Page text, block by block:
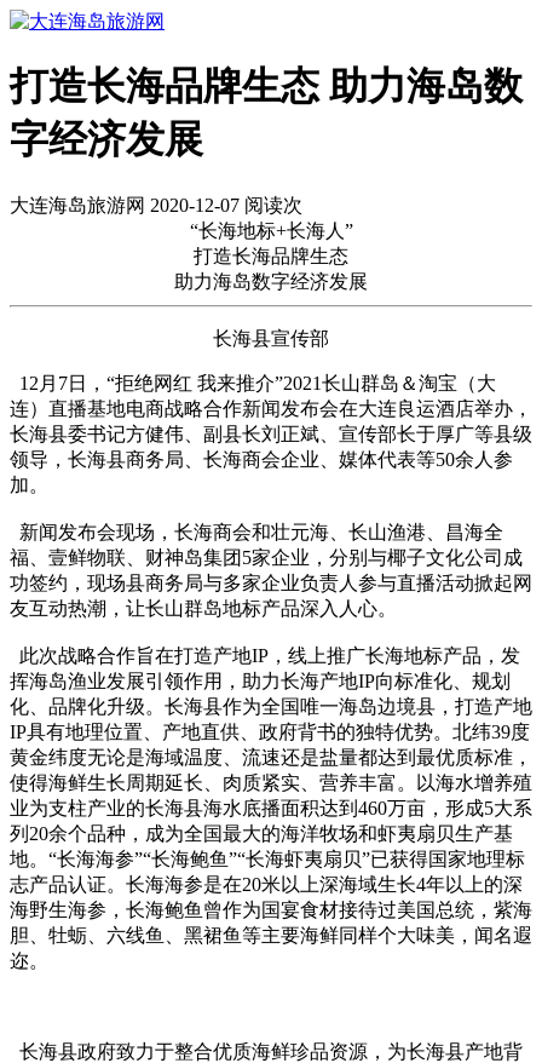
打造长海品牌生态 助力海岛数
字经济发展
大连海岛旅游网 2020-12-07 阅读次
“长海地标+长海人”
打造长海品牌生态
助力海岛数字经济发展
长海县宣传部
12月7日，“拒绝网红 我来推介”2021长山群岛＆淘宝（大
连）直播基地电商战略合作新闻发布会在大连良运酒店举办，
长海县委书记方健伟、副县长刘正斌、宣传部长于厚广等县级
领导，长海县商务局、长海商会企业、媒体代表等50余人参
加。
新闻发布会现场，长海商会和壮元海、长山渔港、昌海全
福、壹鲜物联、财神岛集团5家企业，分别与椰子文化公司成
功签约，现场县商务局与多家企业负责人参与直播活动掀起网
友互动热潮，让长山群岛地标产品深入人心。
此次战略合作旨在打造产地IP，线上推广长海地标产品，发
挥海岛渔业发展引领作用，助力长海产地IP向标准化、规划
化、品牌化升级。长海县作为全国唯一海岛边境县，打造产地
IP具有地理位置、产地直供、政府背书的独特优势。北纬39度
黄金纬度无论是海域温度、流速还是盐量都达到最优质标准，
使得海鲜生长周期延长、肉质紧实、营养丰富。以海水增养殖
业为支柱产业的长海县海水底播面积达到460万亩，形成5大系
列20余个品种，成为全国最大的海洋牧场和虾夷扇贝生产基
地。“长海海参”“长海鲍鱼”“长海虾夷扇贝”已获得国家地理标
志产品认证。长海海参是在20米以上深海域生长4年以上的深
海野生海参，长海鲍鱼曾作为国宴食材接待过美国总统，紫海
胆、牡蛎、六线鱼、黑裙鱼等主要海鲜同样个大味美，闻名遐
迩。
长海县政府致力于整合优质海鲜珍品资源，为长海县产地背